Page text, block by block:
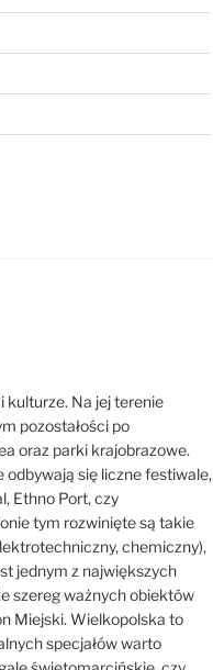
kulturze. Na jej terenie
pozostałości po
oraz parki krajobrazowe.
się liczne festiwale,
Ethno Port, czy
tym rozwinięte są takie
chemiczny),
jednym z największych
szereg ważnych obiektów
Miejski. Wielkopolska to
specjałów warto